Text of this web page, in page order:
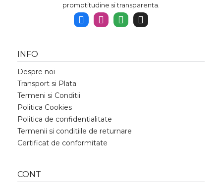
promptitudine si transparenta.
INFO
Despre noi
Transport si Plata
Termeni si Conditii
Politica Cookies
Politica de confidentialitate
Termenii si conditiile de returnare
Certificat de conformitate
CONT